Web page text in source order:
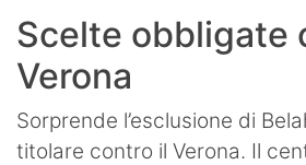
Scelte obbligate
Verona
Sorprende l’esclusione di
titolare contro il Verona. Il